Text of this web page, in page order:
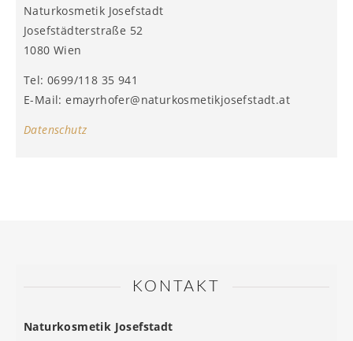
Naturkosmetik Josefstadt
Josefstädterstraße 52
1080 Wien
Tel: 0699/118 35 941
E-Mail: emayrhofer@naturkosmetikjosefstadt.at
Datenschutz
KONTAKT
Naturkosmetik Josefstadt